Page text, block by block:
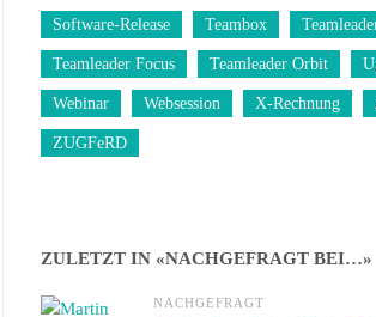
Software-Release Teambox
Teamleader Focus Teamleader Orbit
Webinar Websession X-Rechnung
ZUGFeRD
ZULETZT IN «NACHGEFRAGT BEI…»
NACHGEFRAGT